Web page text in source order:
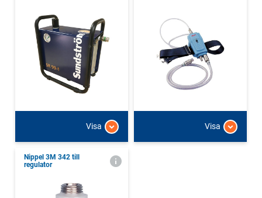
Visa Visa
Nippel 3M 342 till
regulator